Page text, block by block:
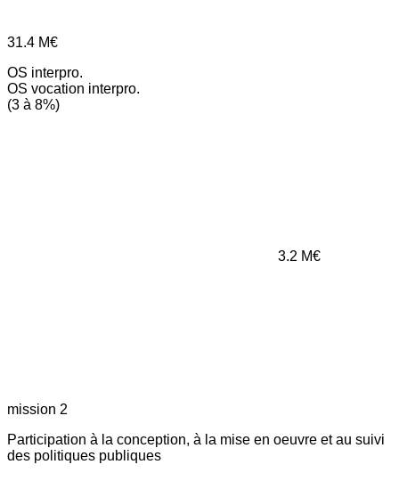
31.4 M€
OS interpro.
OS vocation interpro.
(3 à 8%)
3.2 M€
mission 2
Participation à la conception, à la mise en oeuvre et au suivi
des politiques publiques